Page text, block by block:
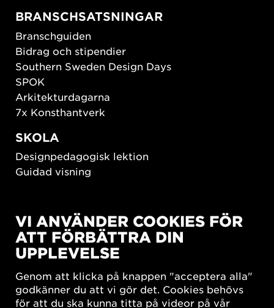
BRANSCHSATSNINGAR
Branschguiden
Bidrag och stipendier
Southern Sweden Design Days
SPOK
Arkitekturdagarna
7x Konsthantverk
SKOLA
Designpedagogisk lektion
Guidad visning
New European Bauhaus
SUSTAINORDIC
Share Future Living
What Matter_s
VI ANVÄNDER COOKIES FÖR
ATT FÖRBÄTTRA DIN
UPPLEVELSE
Genom att klicka på knappen "acceptera alla"
godkänner du att vi gör det. Cookies behövs
för att du ska kunna titta på videor på vår